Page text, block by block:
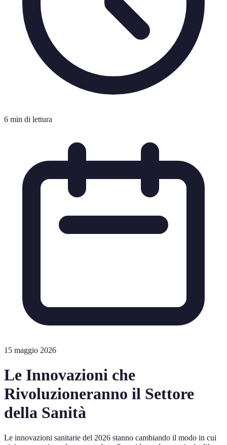
6 min di lettura
15 maggio 2026
Le Innovazioni che
Rivoluzioneranno il Settore
della Sanità
Le innovazioni sanitarie del 2026 stanno cambiando il modo in cui